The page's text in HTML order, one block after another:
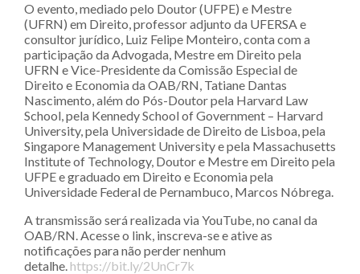
O evento, mediado pelo Doutor (UFPE) e Mestre
(UFRN) em Direito, professor adjunto da UFERSA e
consultor jurídico, Luiz Felipe Monteiro, conta com a
participação da Advogada, Mestre em Direito pela
UFRN e Vice-Presidente da Comissão Especial de
Direito e Economia da OAB/RN, Tatiane Dantas
Nascimento, além do Pós-Doutor pela Harvard Law
School, pela Kennedy School of Government – Harvard
University, pela Universidade de Direito de Lisboa, pela
Singapore Management University e pela Massachusetts
Institute of Technology, Doutor e Mestre em Direito pela
UFPE e graduado em Direito e Economia pela
Universidade Federal de Pernambuco, Marcos Nóbrega.
A transmissão será realizada via YouTube, no canal da
OAB/RN. Acesse o link, inscreva-se e ative as
notificações para não perder nenhum
detalhe. https://bit.ly/2UnCr7k